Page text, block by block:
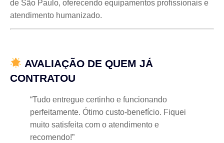
de São Paulo, oferecendo equipamentos profissionais e
atendimento humanizado.
AVALIAÇÃO DE QUEM JÁ
CONTRATOU
“Tudo entregue certinho e funcionando
perfeitamente. Ótimo custo-benefício. Fiquei
muito satisfeita com o atendimento e
recomendo!”